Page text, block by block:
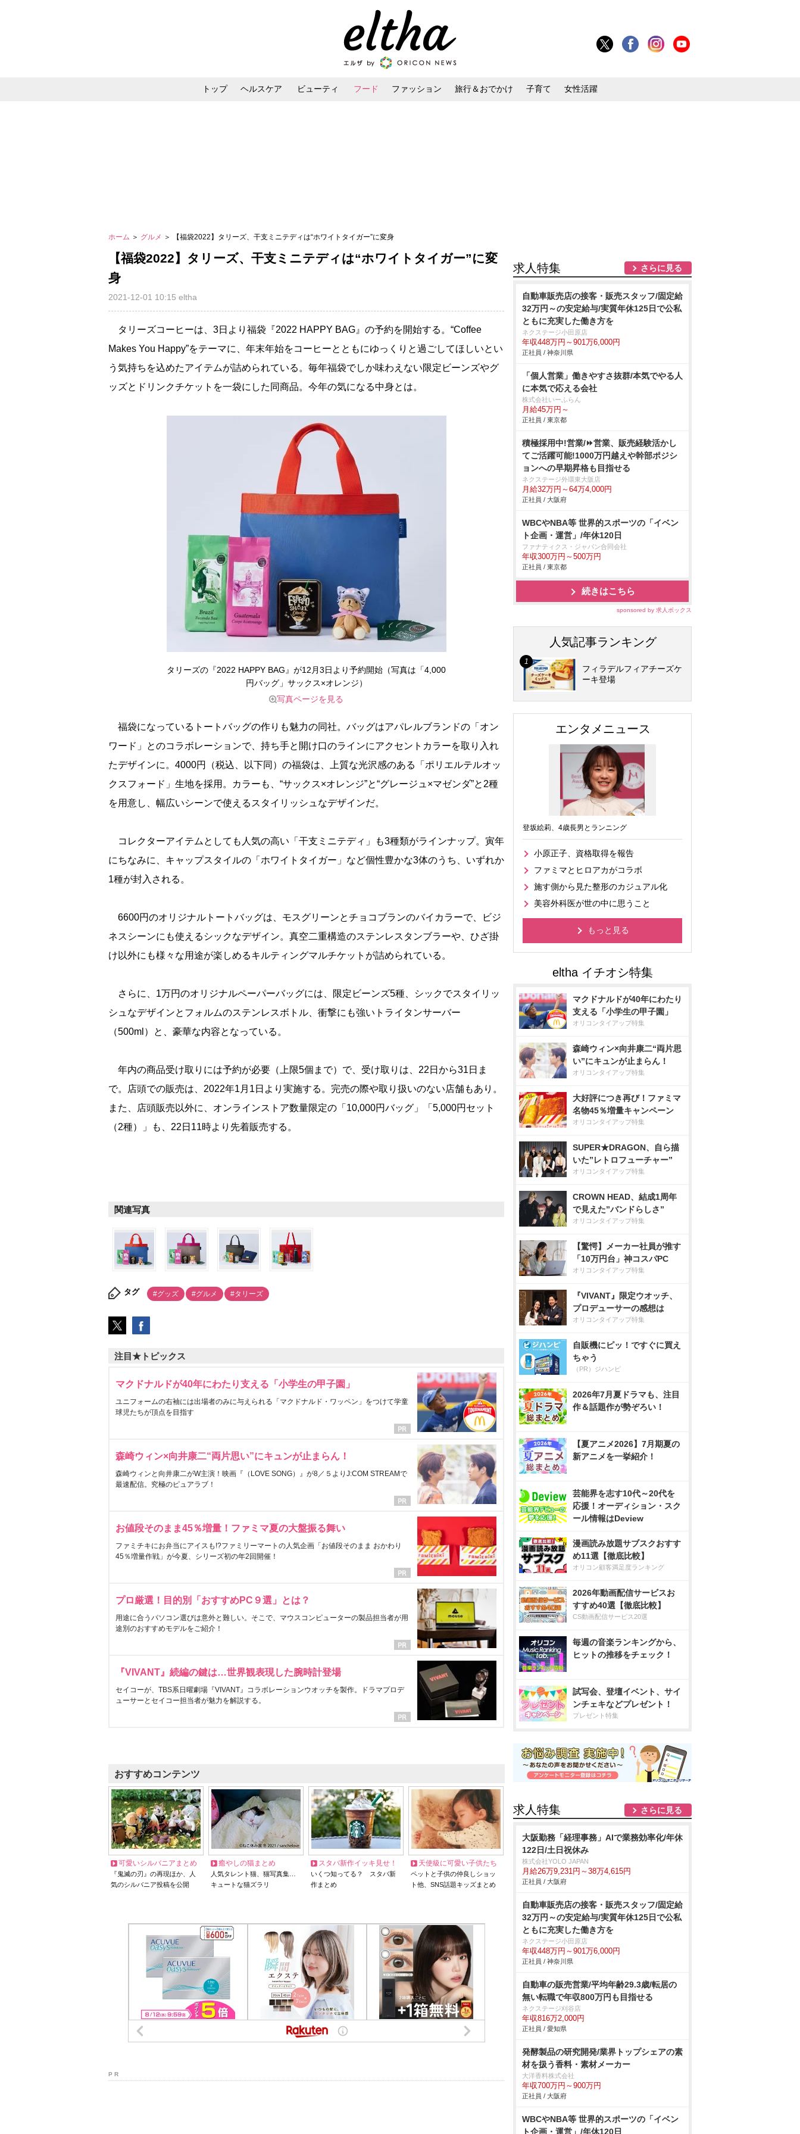
トップ ヘルスケア ビューティ フード ファッション 旅行＆おでかけ 子育て 女性活躍
ホーム ＞ グルメ ＞ 【福袋2022】タリーズ、干支ミニテディは“ホワイトタイガー”に変身
【福袋2022】タリーズ、干支ミニテディは“ホワイトタイガー”に変
身
2021-12-01 10:15 eltha
タリーズコーヒーは、3日より福袋『2022 HAPPY BAG』の予約を開始する。“Coffee
Makes You Happy”をテーマに、年末年始をコーヒーとともにゆっくりと過ごしてほしいとい
う気持ちを込めたアイテムが詰められている。毎年福袋でしか味わえない限定ビーンズやグ
ッズとドリンクチケットを一袋にした同商品。今年の気になる中身とは。
タリーズの『2022 HAPPY BAG』が12月3日より予約開始（写真は「4,000
円バッグ」サックス×オレンジ）
写真ページを見る
福袋になっているトートバッグの作りも魅力の同社。バッグはアパレルブランドの「オン
ワード」とのコラボレーションで、持ち手と開け口のラインにアクセントカラーを取り入れ
たデザインに。4000円（税込、以下同）の福袋は、上質な光沢感のある「ポリエルテルオッ
クスフォード」生地を採用。カラーも、“サックス×オレンジ”と“グレージュ×マゼンダ”と2種
を用意し、幅広いシーンで使えるスタイリッシュなデザインだ。
コレクターアイテムとしても人気の高い「干支ミニテディ」も3種類がラインナップ。寅年
にちなみに、キャップスタイルの「ホワイトタイガー」など個性豊かな3体のうち、いずれか
1種が封入される。
6600円のオリジナルトートバッグは、モスグリーンとチョコブランのバイカラーで、ビジ
ネスシーンにも使えるシックなデザイン。真空二重構造のステンレスタンブラーや、ひざ掛
け以外にも様々な用途が楽しめるキルティングマルチケットが詰められている。
さらに、1万円のオリジナルペーパーバッグには、限定ビーンズ5種、シックでスタイリッ
シュなデザインとフォルムのステンレスボトル、衝撃にも強いトライタンサーバー
（500ml）と、豪華な内容となっている。
年内の商品受け取りには予約が必要（上限5個まで）で、受け取りは、22日から31日ま
で。店頭での販売は、2022年1月1日より実施する。完売の際や取り扱いのない店舗もあり。
また、店頭販売以外に、オンラインストア数量限定の「10,000円バッグ」「5,000円セット
（2種）」も、22日11時より先着販売する。
関連写真
タグ #グッズ #グルメ #タリーズ
注目★トピックス
マクドナルドが40年にわたり支える「小学生の甲子園」
ユニフォームの右袖には出場者のみに与えられる「マクドナルド・ワッペン」をつけて学童
球児たちが頂点を目指す
森崎ウィン×向井康二“両片思い”にキュンが止まらん！
森崎ウィンと向井康二がW主演！映画『（LOVE SONG）』が8／５よりJ:COM STREAMで
最速配信。究極のピュアラブ！
お値段そのまま45％増量！ファミマ夏の大盤振る舞い
ファミチキにお弁当にアイスも!?ファミリーマートの人気企画「お値段そのまま おかわり
45％増量作戦」が今夏、シリーズ初の年2回開催！
プロ厳選！目的別「おすすめPC９選」とは？
用途に合うパソコン選びは意外と難しい。そこで、マウスコンピューターの製品担当者が用
途別のおすすめモデルをご紹介！
『VIVANT』続編の鍵は…世界観表現した腕時計登場
セイコーが、TBS系日曜劇場『VIVANT』コラボレーションウオッチを製作。ドラマプロデ
ューサーとセイコー担当者が魅力を解説する。
おすすめコンテンツ
可愛いシルバニアまとめ
『鬼滅の刃』の再現ほか、人
気のシルバニア投稿を公開
癒やしの猫まとめ
人気タレント猫、猫写真集…
キュートな猫ズラリ
スタバ新作イッキ見せ！
いくつ知ってる？ スタバ新
作まとめ
天使級に可愛い子供たち
ペットと子供の仲良しショッ
ト他、SNS話題キッズまとめ
P R
求人特集 さらに見る
自動車販売店の接客・販売スタッフ/固定給
32万円～の安定給与/実質年休125日で公私
ともに充実した働き方を
ネクステージ小田原店
年収448万円～901万6,000円
正社員 / 神奈川県
「個人営業」働きやすさ抜群/本気でやる人
に本気で応える会社
株式会社いーふらん
月給45万円～
正社員 / 東京都
積極採用中!営業/⏩️営業、販売経験活かし
てご活躍可能!1000万円越えや幹部ポジシ
ョンへの早期昇格も目指せる
ネクステージ外環東大阪店
月給32万円～64万4,000円
正社員 / 大阪府
WBCやNBA等 世界的スポーツの「イベン
ト企画・運営」/年休120日
ファナティクス・ジャパン合同会社
年収300万円～500万円
正社員 / 東京都
続きはこちら
sponsored by 求人ボックス
人気記事ランキング
フィラデルフィアチーズケ
ーキ登場
エンタメニュース
登坂絵莉、4歳長男とランニング
小原正子、資格取得を報告
ファミマとヒロアカがコラボ
施す側から見た整形のカジュアル化
美容外科医が世の中に思うこと
もっと見る
マクドナルドが40年にわたり
支える「小学生の甲子園」
オリコンタイアップ特集
森崎ウィン×向井康二“両片思
い”にキュンが止まらん！
オリコンタイアップ特集
大好評につき再び！ファミマ
名物45％増量キャンペーン
オリコンタイアップ特集
SUPER★DRAGON、自ら描
いた”レトロフューチャー”
オリコンタイアップ特集
CROWN HEAD、結成1周年
で見えた”バンドらしさ”
オリコンタイアップ特集
【驚愕】メーカー社員が推す
「10万円台」神コスパPC
オリコンタイアップ特集
『VIVANT』限定ウオッチ、
プロデューサーの感想は
オリコンタイアップ特集
自販機にピッ！ですぐに買え
ちゃう
（PR）ジハンピ
2026年7月夏ドラマも、注目
作＆話題作が勢ぞろい！
【夏アニメ2026】7月期夏の
新アニメを一挙紹介！
芸能界を志す10代～20代を
応援！オーディション・スク
ール情報はDeview
漫画読み放題サブスクおすす
め11選【徹底比較】
オリコン顧客満足度ランキング
2026年動画配信サービスお
すすめ40選【徹底比較】
CS動画配信サービス20選
毎週の音楽ランキングから、
ヒットの推移をチェック！
試写会、登壇イベント、サイ
ンチェキなどプレゼント！
プレゼント特集
求人特集 さらに見る
大阪勤務「経理事務」AIで業務効率化/年休
122日/土日祝休み
株式会社YOLO JAPAN
月給26万9,231円～38万4,615円
正社員 / 大阪府
自動車販売店の接客・販売スタッフ/固定給
32万円～の安定給与/実質年休125日で公私
ともに充実した働き方を
ネクステージ小田原店
年収448万円～901万6,000円
正社員 / 神奈川県
自動車の販売営業/平均年齢29.3歳/転居の
無い転職で年収800万円も目指せる
ネクステージ刈谷店
年収816万2,000円
正社員 / 愛知県
発酵製品の研究開発/業界トップシェアの素
材を扱う香料・素材メーカー
大洋香料株式会社
年収700万円～900万円
正社員 / 大阪府
WBCやNBA等 世界的スポーツの「イベン
ト企画・運営」/年休120日